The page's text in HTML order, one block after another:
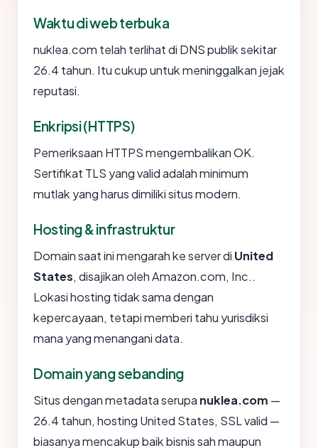
Waktu di web terbuka
nuklea.com telah terlihat di DNS publik sekitar
26.4 tahun. Itu cukup untuk meninggalkan jejak
reputasi.
Enkripsi (HTTPS)
Pemeriksaan HTTPS mengembalikan OK.
Sertifikat TLS yang valid adalah minimum
mutlak yang harus dimiliki situs modern.
Hosting & infrastruktur
Domain saat ini mengarah ke server di United
States, disajikan oleh Amazon.com, Inc..
Lokasi hosting tidak sama dengan
kepercayaan, tetapi memberi tahu yurisdiksi
mana yang menangani data.
Domain yang sebanding
Situs dengan metadata serupa nuklea.com —
26.4 tahun, hosting United States, SSL valid —
biasanya mencakup baik bisnis sah maupun